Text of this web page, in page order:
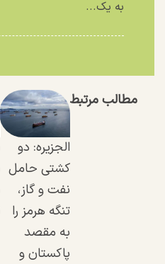
به یک...
مطالب مرتبط
الجزیره: دو
کشتی حامل
نفت و گاز،
تنگه هرمز را
به مقصد
پاکستان و